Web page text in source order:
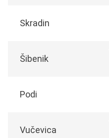
Skradin
Šibenik
Podi
Vučevica